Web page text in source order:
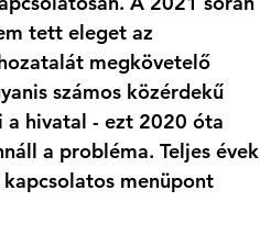
tett eleget az
megkövetelő
számos közérdekű
hivatal - ezt 2020 óta
a probléma. Teljes évek
menüpont